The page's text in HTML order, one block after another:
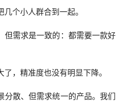
个小人群合到一起。
但需求是一致的：都需要一款好
，精准度也没有明显下降。
分散、但需求统一的产品。我们